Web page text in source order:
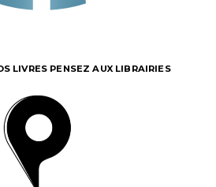
LIVRES PENSEZ AUX LIBRAIRIES